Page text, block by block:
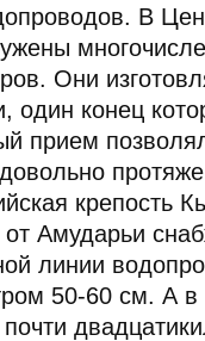
В
Они
один конец
прием
крепость
Амударьи
линии
50-60 см. А